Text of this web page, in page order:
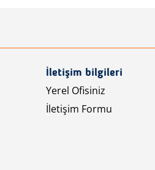
İletişim bilgileri
Yerel Ofisiniz
İletişim Formu